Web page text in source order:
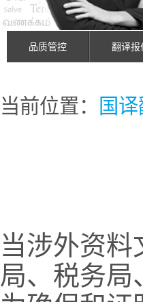
品质管控 翻译
当前位置： 国
当涉外资
局、税务局